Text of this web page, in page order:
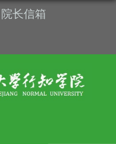
院长信箱